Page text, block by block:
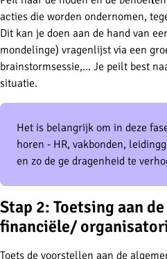
acties die worden ondernomen,
Dit kan je doen aan de hand van
mondelinge) vragenlijst via een
brainstormsessie,… Je peilt best
situatie.
Het is belangrijk om in deze
horen - HR, vakbonden,
en zo de ge dragenheid te
Stap 2: Toetsing aan
financiële/
Toets de voorstellen aan de